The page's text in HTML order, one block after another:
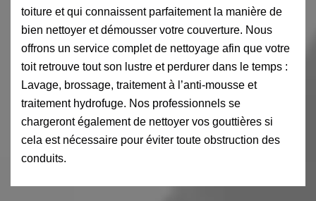
toiture et qui connaissent parfaitement la manière de
bien nettoyer et démousser votre couverture. Nous
offrons un service complet de nettoyage afin que votre
toit retrouve tout son lustre et perdurer dans le temps :
Lavage, brossage, traitement à l’anti-mousse et
traitement hydrofuge. Nos professionnels se
chargeront également de nettoyer vos gouttières si
cela est nécessaire pour éviter toute obstruction des
conduits.